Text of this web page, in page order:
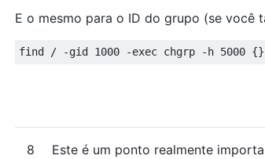
E o mesmo para o ID do grupo (se você
8
Este é um ponto realmente